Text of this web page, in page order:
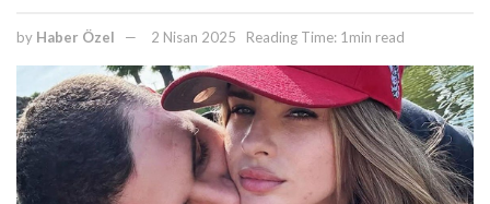
by Haber Özel 2 Nisan 2025 Reading Time: 1min read